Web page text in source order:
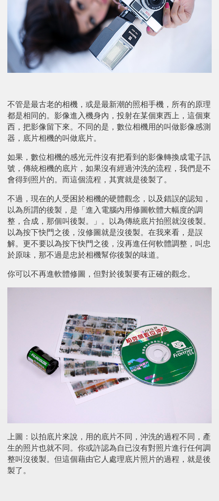
不管是最古老的相機，或是最新潮的照相手機，所有的原理
都是相同的。影像進入機身內，投射在某個東西上，這個東
西，把影像留下來。不同的是，數位相機用的叫做影像感測
器，底片相機的叫做底片。
如果，數位相機的感光元件沒有把看到的影像轉換成電子訊
號，傳統相機的底片，如果沒有經過沖洗的流程，我們是不
會得到照片的。而這個流程，其實就是後製了。
不過，現在的人受困於相機的硬體觀念，以及錯誤的認知，
以為所謂的後製，是「進入電腦內用修圖軟體大幅度的調
整，合成，那個叫後製。」。以為傳統底片拍照就沒後製。
以為按下快門之後，沒修圖就是沒後製。在我來看，是誤
解。更不要以為按下快門之後，沒再進任何軟體調整，叫忠
於原味，那不過是忠於相機幫你後製的味道。
你可以不再進軟體修圖，但對於後製要有正確的觀念。
上圖：以拍底片來說，用的底片不同，沖洗的過程不同，產
生的照片也就不同。你或許認為自已沒有對照片進行任何調
整叫沒後製。但這個藉由它人處理底片照片的過程，就是後
製了。